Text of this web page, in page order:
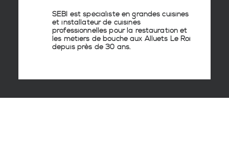
SEBI est spécialiste en grandes cuisines
et installateur de cuisines
professionnelles pour la restauration et
les métiers de bouche aux Alluets Le Roi
depuis près de 30 ans.